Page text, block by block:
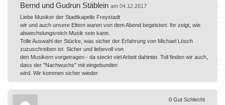
Bernd und Gudrun Stäblein am 04.12.2017
Liebe Musiker der Stadtkapelle Freystadt
wir und auch unsere Eltern waren von dem Abend begeistert. Ihr zeigt, wie
abwechslungsreich Musik sein kann.
Tolle Auswahl der Stücke, was sicher der Erfahrung von Michael Lösch
zuzuschreiben ist. Sicher und liebevoll von
den Musikern vorgetragen - da steckt viel Arbeit dahinter. Toll finden wir auch,
dass der "Nachwuchs" mit eingebunden
wird. Wir kommen sicher wieder.
0 Gut Schlecht